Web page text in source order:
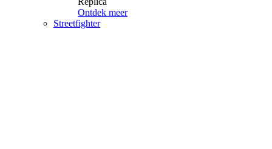
Ontdek meer
Streetfighter